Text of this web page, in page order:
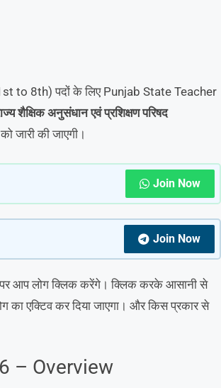
to 8th) पदों के लिए Punjab State Teacher
शैक्षिक अनुसंधान एवं प्रशिक्षण परिषद
जारी की जाएगी।
Join Now
Join Now
पर आप लोग क्लिक करेंगे। क्लिक करके आसानी से
एक्टिव कर दिया जाएगा। और किस प्रकार से
– Overview